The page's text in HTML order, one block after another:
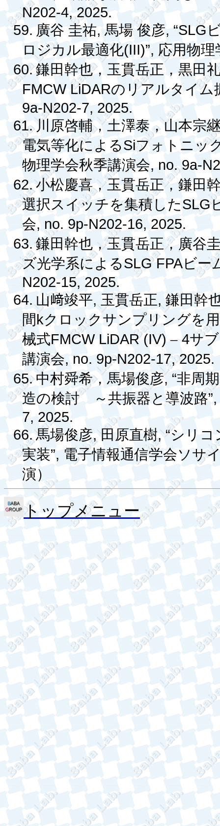
N202-4, 2025.
59.廣谷 圭祐,馬場 俊彦, “SLG
ロジカル最適化(III)”, 応用物理
60.鎌田幹也，玉貫岳正，黒田
FMCW LiDARのリアルタイム
9a-N202-7, 2025.
61.川原啓輔，土澤泰，山本宗
電気等化によるSiフォトニッ
物理学会秋季講演会, no. 9a-
62.小松慶喜，玉貫岳正，鎌田
選択スイッチを集積したSLG
会, no. 9p-N202-16, 2025.
63.鎌田幹也，玉貫岳正，廣谷
ズ光学系によるSLG FPAビー
N202-15, 2025.
64. 山﨑竣平, 玉貫岳正,鎌田幹
間kクロックサンプリングを
械式FMCW LiDAR (IV)–4サ
講演会, no. 9p-N202-17, 2025.
65. 中村舜希，馬場俊彦, “非周
造の検討 ～共振器と導波路
7, 2025.
66.馬場俊彦,田原直樹, “シリコ
実装”,電子情報通信学会ソサ
演）
トップメニュー